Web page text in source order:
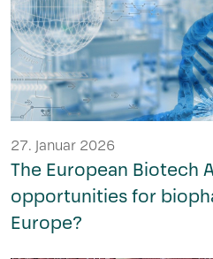
27. Januar 2026
The European Biotech
opportunities for
Europe?